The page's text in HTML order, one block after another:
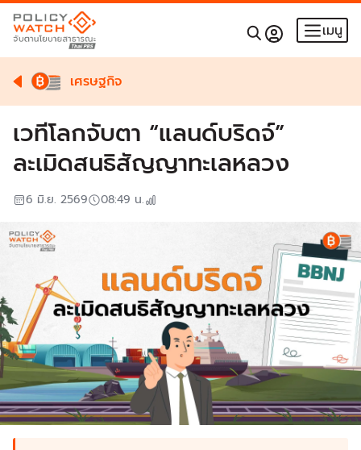
เมนู
เศรษฐกิจ
เวทีโลกจับตา “แลนด์บริดจ์”
ละเมิดสนธิสัญญาทะเลหลวง
6 มิ.ย. 2569 08:49 น.